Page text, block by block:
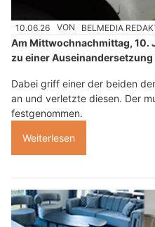
10.06.26 VON BELMEDIA
Am Mittwochnachmittag, 10.
zu einer
Dabei griff einer der beiden
an und verletzte diesen. Der
festgenommen.
Weiterlesen